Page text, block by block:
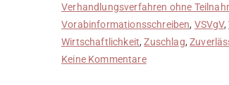
Verhandlungsverfahren ohne
Vorabinformationsschreiben, VSVgV,
Wirtschaftlichkeit,Zuschlag,
Keine Kommentarezu